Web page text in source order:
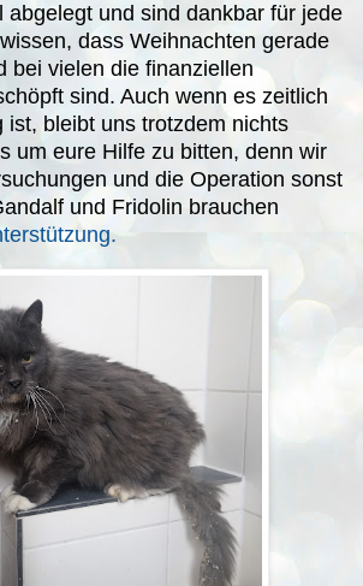
abgelegt und sind dankbar für jede
dass Weihnachten gerade
bei vielen die finanziellen
sind. Auch wenn es zeitlich
ist, bleibt uns trotzdem nichts
um eure Hilfe zu bitten, denn wir
und die Operation sonst
und Fridolin brauchen